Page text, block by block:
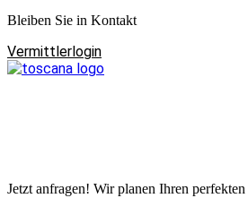
Bleiben Sie in Kontakt
Vermittlerlogin
Jetzt anfragen! Wir planen Ihren